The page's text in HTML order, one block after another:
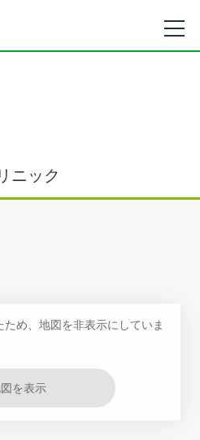
ニック
め、地図を非表示にしていま
を表示